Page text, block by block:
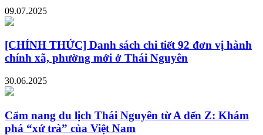
09.07.2025
[CHÍNH THỨC] Danh sách chi tiết 92 đơn vị hành
chính xã, phường mới ở Thái Nguyên
30.06.2025
Cẩm nang du lịch Thái Nguyên từ A đến Z: Khám
phá “xứ trà” của Việt Nam